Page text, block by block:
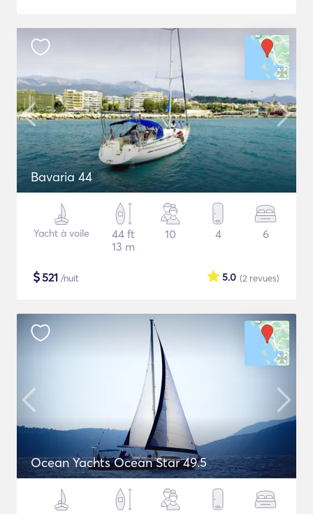
Bavaria 44
Yacht à voile
44 ft
13 m
10 4 6
$521 /nuit (2 revues)
5.0
Ocean Yachts Ocean Star 49.5